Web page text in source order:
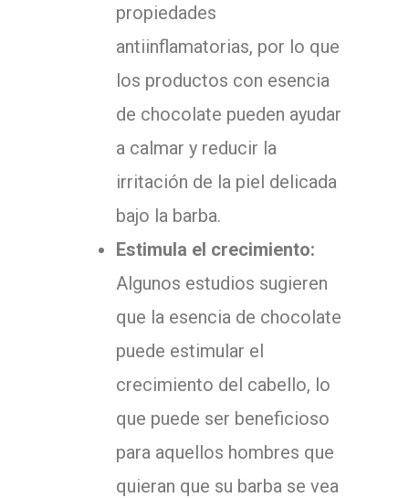
propiedades
antiinflamatorias, por lo que
los productos con esencia
de chocolate pueden ayudar
a calmar y reducir la
irritación de la piel delicada
bajo la barba.
Estimula el crecimiento:
Algunos estudios sugieren
que la esencia de chocolate
puede estimular el
crecimiento del cabello, lo
que puede ser beneficioso
para aquellos hombres que
quieran que su barba se vea